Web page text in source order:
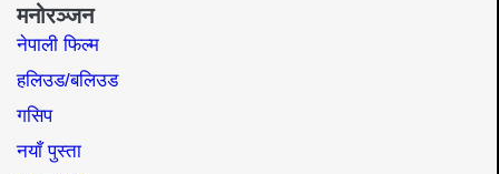
मनोरञ्जन
नेपाली फिल्म
हलिउड/बलिउड
गसिप
नयाँ पुस्ता